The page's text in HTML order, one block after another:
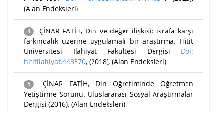
(Alan Endeksleri)
4
ÇİNAR FATİH, Din ve değer ilişkisi: israfa karşı
farkındalık üzerine uygulamalı bir araştırma. Hitit
Üniversitesi İlahiyat Fakültesi Dergisi Doi:
hititilahiyat.443570, (2018), (Alan Endeksleri)
5
ÇİNAR FATİH, Din Öğretiminde Öğretmen
Yetiştirme Sorunu. Uluslararası Sosyal Araştırmalar
Dergisi (2016), (Alan Endeksleri)